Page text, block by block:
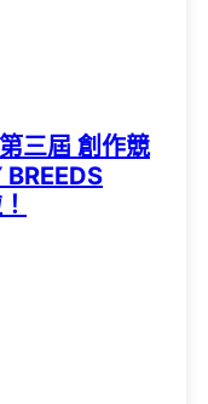
三屆 創作競